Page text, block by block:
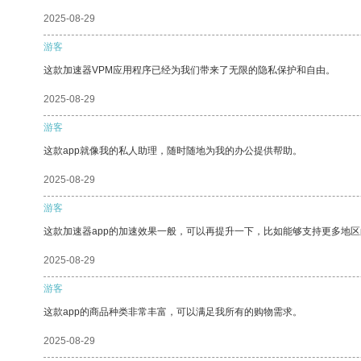
2025-08-29
游客
这款加速器VPM应用程序已经为我们带来了无限的隐私保护和自由。
2025-08-29
游客
这款app就像我的私人助理，随时随地为我的办公提供帮助。
2025-08-29
游客
这款加速器app的加速效果一般，可以再提升一下，比如能够支持更多地区
2025-08-29
游客
这款app的商品种类非常丰富，可以满足我所有的购物需求。
2025-08-29